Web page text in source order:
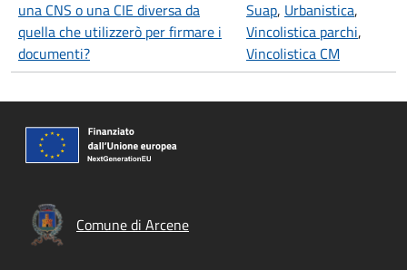
una CNS o una CIE diversa da
quella che utilizzerò per firmare i
documenti?
Suap, Urbanistica,
Vincolistica parchi,
Vincolistica CM
Comune di Arcene